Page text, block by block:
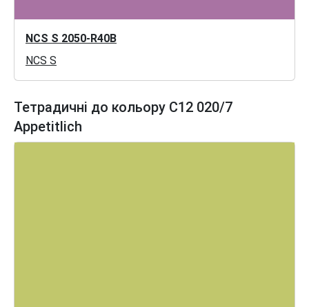
NCS S 2050-R40B
NCS S
Тетрадичні до кольору C12 020/7
Appetitlich